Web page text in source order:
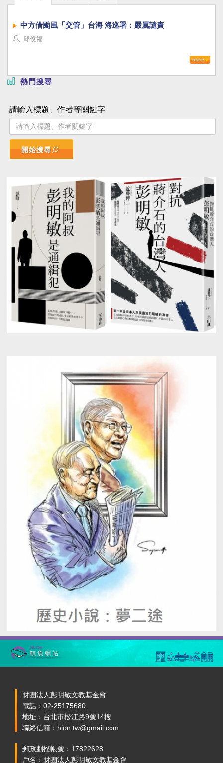
中方借颱風「交管」台海 海巡署：嚴厲譴責
邱俊福
熱門搜尋
請輸入標題、作者等關鍵字
開始搜尋
財團法人彭明敏文教基金會
電話：02-25175680
地址：台北市松江路9號14樓
聯絡信箱：hion.tw@gmail.com
郵政劃撥帳號：17822628
戶名：財團法人彭明敏文教基金會